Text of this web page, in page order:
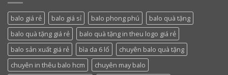
balo giá rẻ balo giá sỉ balo phong phú
balo quà tặng
balo quà tặng giá rẻ
balo quà tặng in theu logo giá rẻ
balo sản xuất giá rẻ
bìa da 6 lổ
chuyên balo quà tặng
chuyên in thêu balo hcm
chuyên may balo